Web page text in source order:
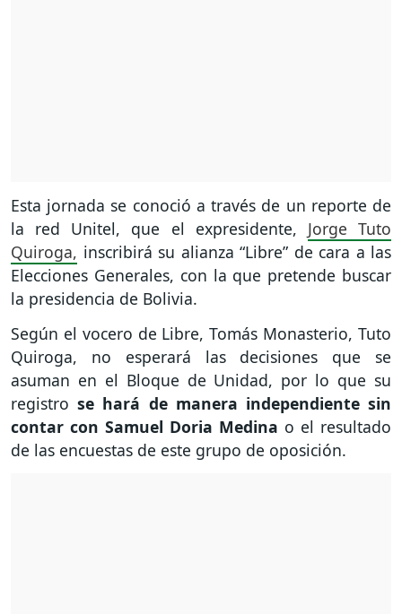
Esta jornada se conoció a través de un reporte de
la red Unitel, que el expresidente, Jorge Tuto
Quiroga, inscribirá su alianza “Libre” de cara a las
Elecciones Generales, con la que pretende buscar
la presidencia de Bolivia.
Según el vocero de Libre, Tomás Monasterio, Tuto
Quiroga, no esperará las decisiones que se
asuman en el Bloque de Unidad, por lo que su
registrose hará de manera independiente sin
contar con Samuel Doria Medina o el resultado
de las encuestas de este grupo de oposición.